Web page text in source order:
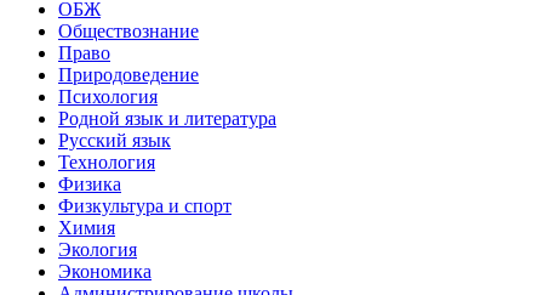
ОБЖ
Обществознание
Право
Природоведение
Психология
Родной язык и литература
Русский язык
Технология
Физика
Физкультура и спорт
Химия
Экология
Экономика